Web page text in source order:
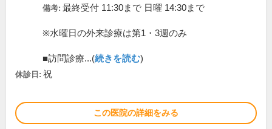
備考: 最終受付 11:30まで 日曜 14:30まで
※水曜日の外来診療は第1・3週のみ
■訪問診療...(続きを読む)
休診日: 祝
この医院の詳細をみる